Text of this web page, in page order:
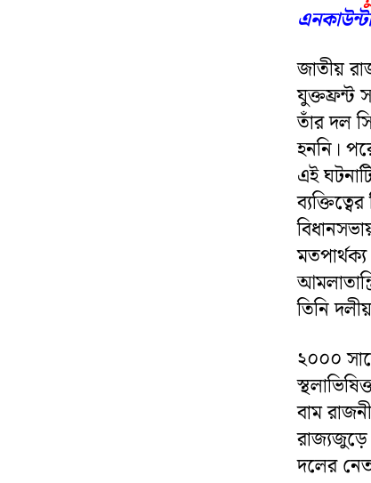
জাতীয়
যুক্তফ্রন্ট
তাঁর দল
হননি।
এই
তিনি
২০০০
বাম
রাজ্যজুড়ে
দলের